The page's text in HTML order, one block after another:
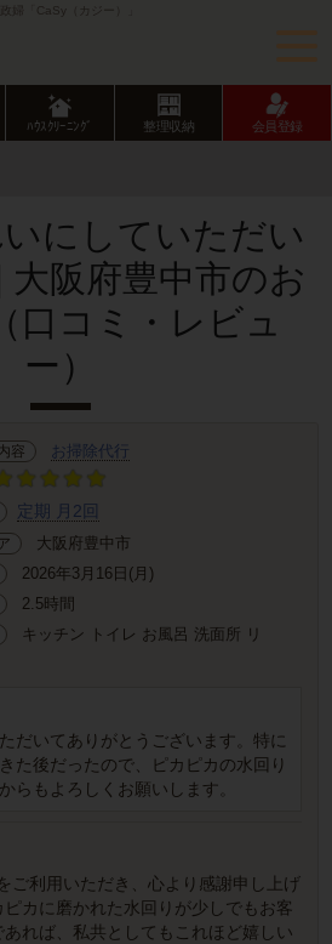
婦「CaSy（カジー）」
ﾊｳｽｸﾘｰﾆﾝｸﾞ 整理収納 会員登録
にしていただい
大阪府豊中市のお
口コミ・レビュ
ー）
容 お掃除代行
定期 月2回
大阪府豊中市
2026年3月16日(月)
2.5時間
キッチン トイレ お風呂 洗面所 リ
だいてありがとうございます。特に
た後だったので、ピカピカの水回り
らもよろしくお願いします。
ご利用いただき、心より感謝申し上げ
カに磨かれた水回りが少しでもお客
れば、私共としてもこれほど嬉しい